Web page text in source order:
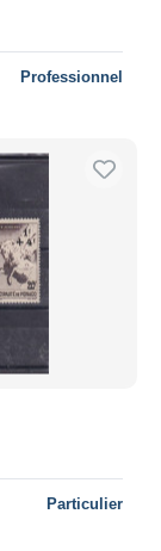
Professionnel
Particulier